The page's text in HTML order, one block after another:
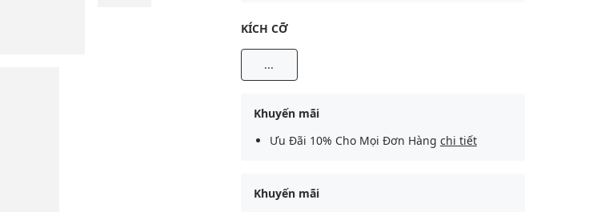
KÍCH CỠ
...
Khuyến mãi
Ưu Đãi 10% Cho Mọi Đơn Hàng chi tiết
Khuyến mãi